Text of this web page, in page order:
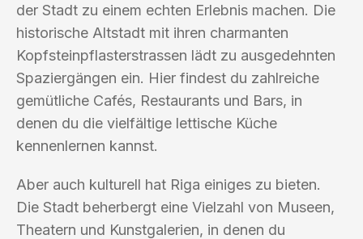
der Stadt zu einem echten Erlebnis machen. Die
historische Altstadt mit ihren charmanten
Kopfsteinpflasterstrassen lädt zu ausgedehnten
Spaziergängen ein. Hier findest du zahlreiche
gemütliche Cafés, Restaurants und Bars, in
denen du die vielfältige lettische Küche
kennenlernen kannst.
Aber auch kulturell hat Riga einiges zu bieten.
Die Stadt beherbergt eine Vielzahl von Museen,
Theatern und Kunstgalerien, in denen du